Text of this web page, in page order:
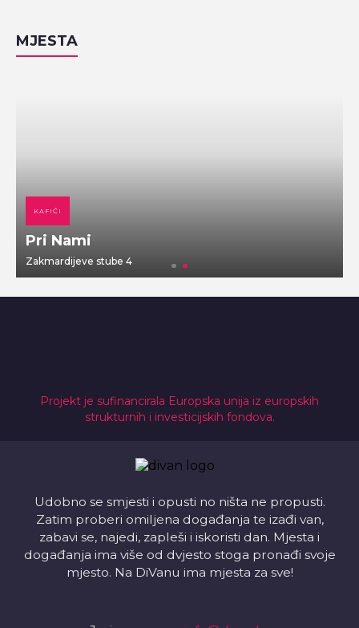
MJESTA
KAFIĆI
Pri Nami
Zakmardijeve stube 4
Projekt je sufinancirala Europska unija iz europskih
strukturnih i investicijskih fondova.
Udobno se smjesti i opusti no ništa ne propusti.
Zatim proberi omiljena događanja te izađi van,
zabavi se, najedi, zapleši i iskoristi dan. Mjesta i
događanja ima više od dvjesto stoga pronađi svoje
mjesto. Na DiVanu ima mjesta za sve!